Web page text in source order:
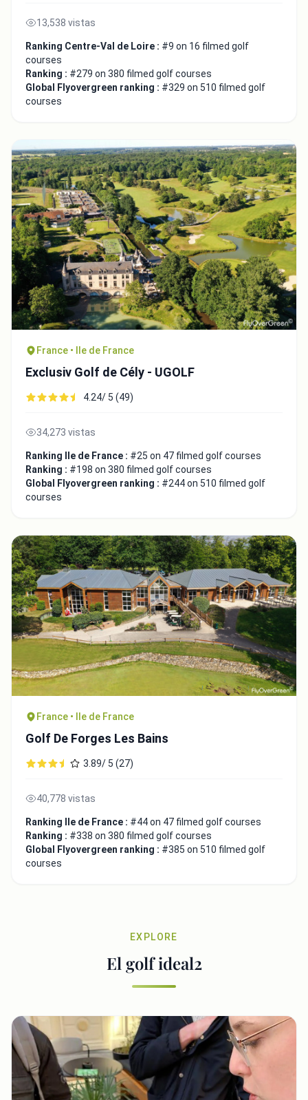
13,538 vistas
Ranking Centre-Val de Loire : #9 on 16 filmed golf
courses
Ranking : #279 on 380 filmed golf courses
Global Flyovergreen ranking : #329 on 510 filmed golf
courses
France • Ile de France
Exclusiv Golf de Cély - UGOLF
4.24/ 5 (49)
34,273 vistas
Ranking Ile de France : #25 on 47 filmed golf courses
Ranking : #198 on 380 filmed golf courses
Global Flyovergreen ranking : #244 on 510 filmed golf
courses
France • Ile de France
Golf De Forges Les Bains
3.89/ 5 (27)
40,778 vistas
Ranking Ile de France : #44 on 47 filmed golf courses
Ranking : #338 on 380 filmed golf courses
Global Flyovergreen ranking : #385 on 510 filmed golf
courses
EXPLORE
El golf ideal2